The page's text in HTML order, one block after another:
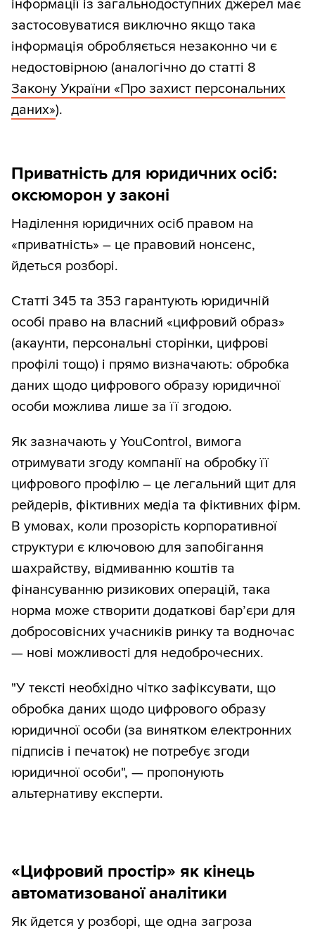
інформації із загальнодоступних джерел має
застосовуватися виключно якщо така
інформація обробляється незаконно чи є
недостовірною (аналогічно до статті 8
Закону України «Про захист персональних
даних»).
Приватність для юридичних осіб:
оксюморон у законі
Наділення юридичних осіб правом на
«приватність» – це правовий нонсенс,
йдеться розборі.
Статті 345 та 353 гарантують юридичній
особі право на власний «цифровий образ»
(акаунти, персональні сторінки, цифрові
профілі тощо) і прямо визначають: обробка
даних щодо цифрового образу юридичної
особи можлива лише за її згодою.
Як зазначають у YouControl, вимога
отримувати згоду компанії на обробку її
цифрового профілю – це легальний щит для
рейдерів, фіктивних медіа та фіктивних фірм.
В умовах, коли прозорість корпоративної
структури є ключовою для запобігання
шахрайству, відмиванню коштів та
фінансуванню ризикових операцій, така
норма може створити додаткові бар’єри для
добросовісних учасників ринку та водночас
— нові можливості для недоброчесних.
"У тексті необхідно чітко зафіксувати, що
обробка даних щодо цифрового образу
юридичної особи (за винятком електронних
підписів і печаток) не потребує згоди
юридичної особи", — пропонують
альтернативу експерти.
«Цифровий простір» як кінець
автоматизованої аналітики
Як йдется у розборі, ще одна загроза